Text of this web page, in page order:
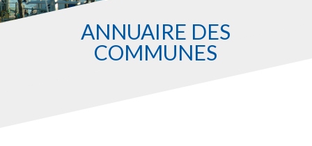
ANNUAIRE DES
COMMUNES